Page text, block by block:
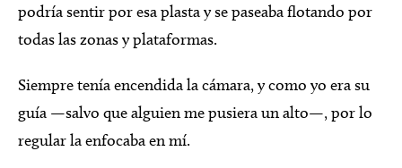
podría sentir por esa plasta y se paseaba flotando por
todas las zonas y plataformas.
Siempre tenía encendida la cámara, y como yo era su
guía —salvo que alguien me pusiera un alto—, por lo
regular la enfocaba en mí.